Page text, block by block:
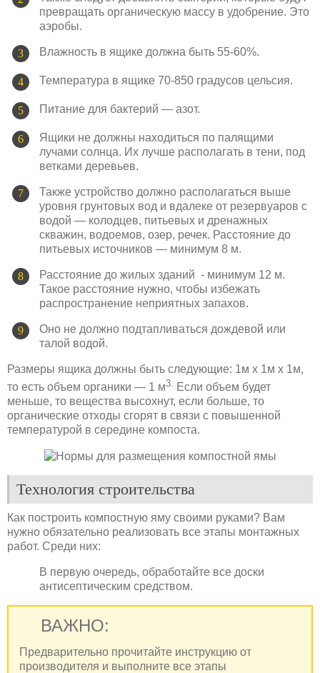
превращать органическую массу в удобрение. Это
аэробы.
Влажность в ящике должна быть 55-60%.
Температура в ящике 70-850 градусов цельсия.
Питание для бактерий — азот.
Ящики не должны находиться по палящими
лучами солнца. Их лучше располагать в тени, под
ветками деревьев.
Также устройство должно располагаться выше
уровня грунтовых вод и вдалеке от резервуаров с
водой — колодцев, питьевых и дренажных
скважин, водоемов, озер, речек. Расстояние до
питьевых источников — минимум 8 м.
Расстояние до жилых зданий - минимум 12 м.
Такое расстояние нужно, чтобы избежать
распространение неприятных запахов.
Оно не должно подтапливаться дождевой или
талой водой.
Размеры ящика должны быть следующие: 1м х 1м х 1м,
то есть объем органики — 1 м3.
Если объем будет
меньше, то вещества высохнут, если больше, то
органические отходы сгорят в связи с повышенной
температурой в середине компоста.
Технология строительства
Как построить компостную яму своими руками? Вам
нужно обязательно реализовать все этапы монтажных
работ. Среди них:
В первую очередь, обработайте все доски
антисептическим средством.
ВАЖНО:
Предварительно прочитайте инструкцию от
производителя и выполните все этапы